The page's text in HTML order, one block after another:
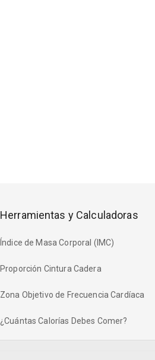
Herramientas y Calculadoras
Índice de Masa Corporal (IMC)
Proporción Cintura Cadera
Zona Objetivo de Frecuencia Cardíaca
¿Cuántas Calorías Debes Comer?